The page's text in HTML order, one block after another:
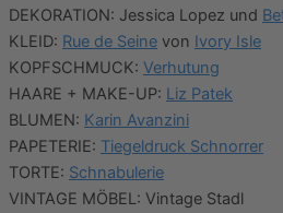
DEKORATION: Jessica Lopez und
KLEID: Rue de Seine von Ivory Isle
KOPFSCHMUCK: Verhutung
HAARE + MAKE-UP: Liz Patek
BLUMEN: Karin Avanzini
PAPETERIE: Tiegeldruck Schnorrer
TORTE: Schnabulerie
VINTAGE MÖBEL: Vintage Stadl